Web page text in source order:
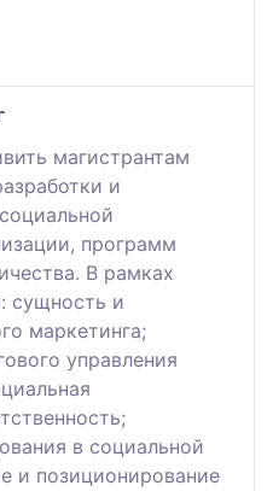
магистрантам
и
программ
В рамках
сущность и
маркетинга;
управления
в социальной
и позиционирование